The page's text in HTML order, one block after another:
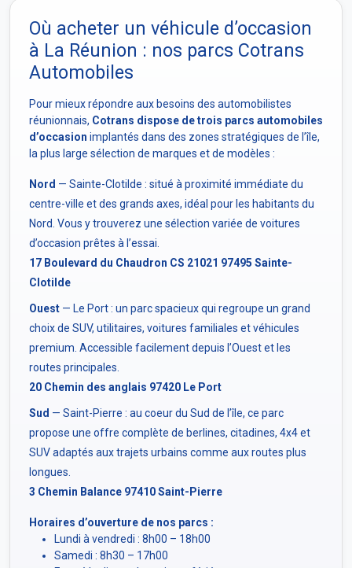
Où acheter un véhicule d’occasion
à La Réunion : nos parcs Cotrans
Automobiles
Pour mieux répondre aux besoins des automobilistes
réunionnais, Cotrans dispose de trois parcs automobiles
d’occasion implantés dans des zones stratégiques de l’île,
la plus large sélection de marques et de modèles :
Nord — Sainte-Clotilde : situé à proximité immédiate du
centre-ville et des grands axes, idéal pour les habitants du
Nord. Vous y trouverez une sélection variée de voitures
d’occasion prêtes à l’essai.
17 Boulevard du Chaudron CS 21021 97495 Sainte-
Clotilde
Ouest — Le Port : un parc spacieux qui regroupe un grand
choix de SUV, utilitaires, voitures familiales et véhicules
premium. Accessible facilement depuis l’Ouest et les
routes principales.
20 Chemin des anglais 97420 Le Port
Sud — Saint-Pierre : au coeur du Sud de l’île, ce parc
propose une offre complète de berlines, citadines, 4x4 et
SUV adaptés aux trajets urbains comme aux routes plus
longues.
3 Chemin Balance 97410 Saint-Pierre
Horaires d’ouverture de nos parcs :
Lundi à vendredi : 8h00 – 18h00
Samedi : 8h30 – 17h00